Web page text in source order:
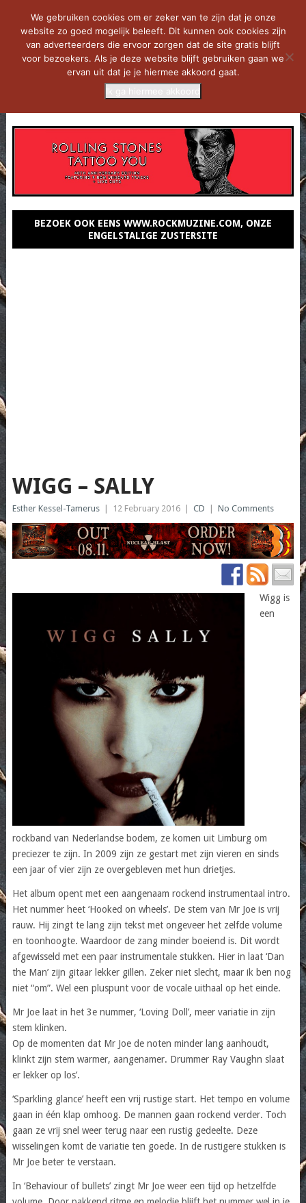
BEZOEK OOK EENS WWW.ROCKMUZINE.COM, ONZE
ENGELSTALIGE ZUSTERSITE
WIGG – SALLY
Esther Kessel-Tamerus 12 February 2016 CD No Comments
Wigg is
een
rockband van Nederlandse bodem, ze komen uit Limburg om
preciezer te zijn. In 2009 zijn ze gestart met zijn vieren en sinds
een jaar of vier zijn ze overgebleven met hun drietjes.
Het album opent met een aangenaam rockend instrumentaal intro.
Het nummer heet ‘Hooked on wheels’. De stem van Mr Joe is vrij
rauw. Hij zingt te lang zijn tekst met ongeveer het zelfde volume
en toonhoogte. Waardoor de zang minder boeiend is. Dit wordt
afgewisseld met een paar instrumentale stukken. Hier in laat ‘Dan
the Man’ zijn gitaar lekker gillen. Zeker niet slecht, maar ik ben nog
niet “om”. Wel een pluspunt voor de vocale uithaal op het einde.
Mr Joe laat in het 3e nummer, ‘Loving Doll’, meer variatie in zijn
stem klinken.
Op de momenten dat Mr Joe de noten minder lang aanhoudt,
klinkt zijn stem warmer, aangenamer. Drummer Ray Vaughn slaat
er lekker op los’.
‘Sparkling glance’ heeft een vrij rustige start. Het tempo en volume
gaan in één klap omhoog. De mannen gaan rockend verder. Toch
gaan ze vrij snel weer terug naar een rustig gedeelte. Deze
wisselingen komt de variatie ten goede. In de rustigere stukken is
Mr Joe beter te verstaan.
In ‘Behaviour of bullets’ zingt Mr Joe weer een tijd op hetzelfde
We gebruiken cookies om er zeker van te zijn dat je onze
website zo goed mogelijk beleeft. Dit kunnen ook cookies zijn
van adverteerders die ervoor zorgen dat de site gratis blijft
voor bezoekers. Als je deze website blijft gebruiken gaan we
ervan uit dat je je hiermee akkoord gaat.
Ik ga hiermee akkoord